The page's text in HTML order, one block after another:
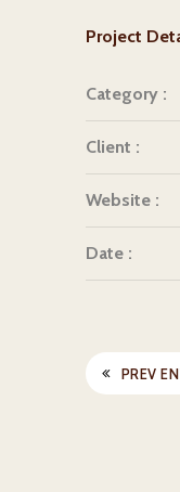
Project
Category :
Client :
Website :
Date :
PREV